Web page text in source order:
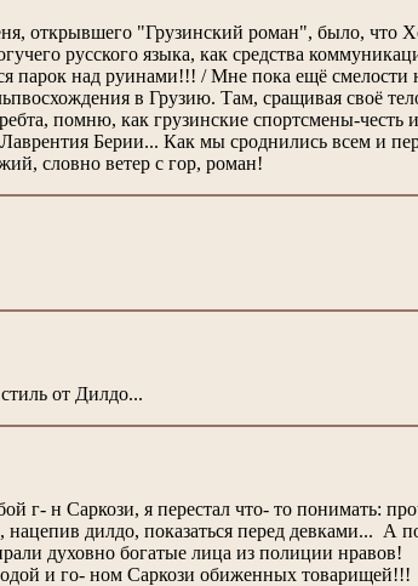
открывшего "Грузинский роман", было, что
русского языка, как средства
парок над руинами!!! / Мне пока ещё смелости
в Грузию. Там, сращивая своё
помню, как грузинские спортсмены-
Берии... Как мы сроднились всем и
словно ветер с гор, роман!
от Дилдо...
г- н Саркози, я перестал что- то понимать:
дилдо, показаться перед девками... А
духовно богатые лица из полиции нравов!
и го- ном Саркози обиженных товарищей!!!